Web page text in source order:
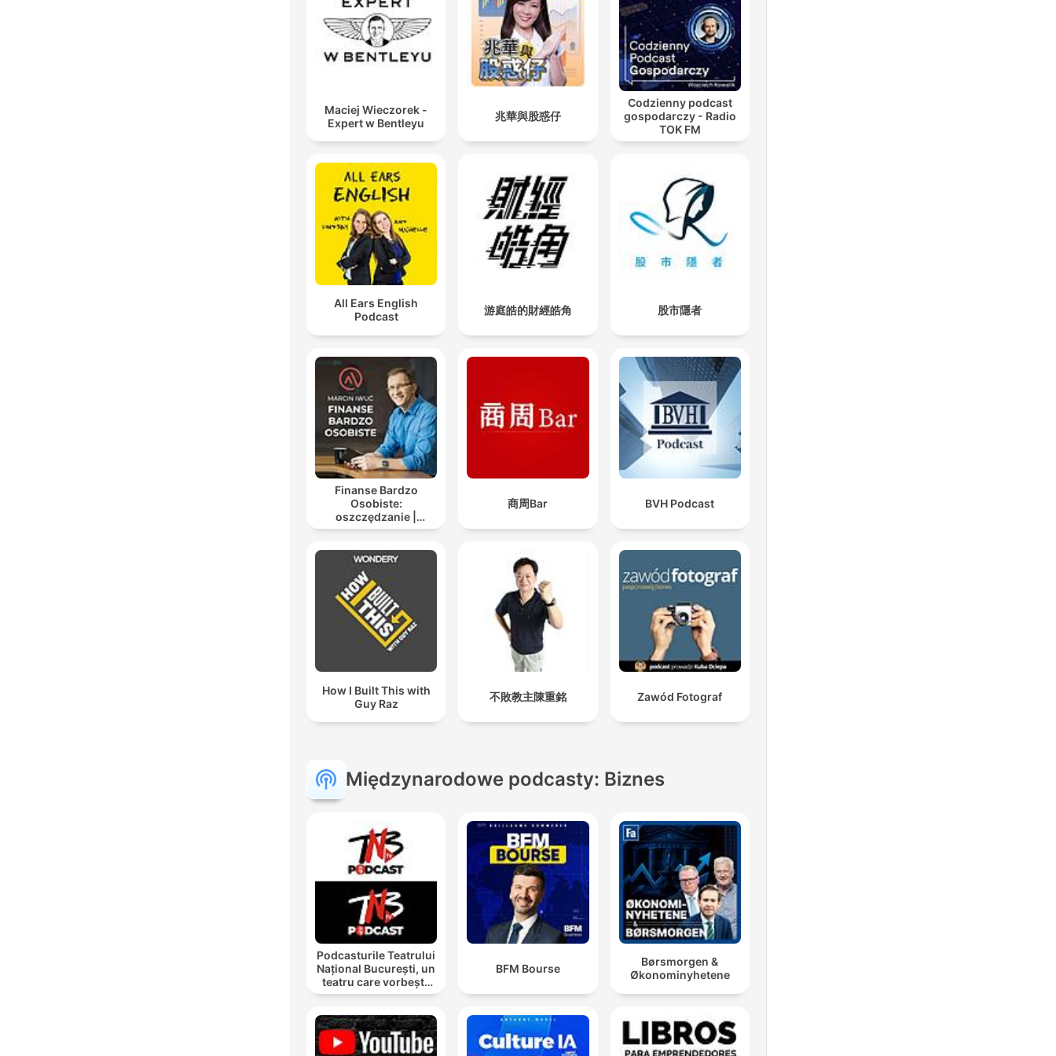
00:01:01 · Der Bericht beschreibt die prekäre und isolierte Lage
des Migranten Brian Miranda nach den Ausschreitungen.
unsere jungen Leute haben keine Jobs, weil die
Ausländer kommen, die nehmen alles, die halten sich
nicht ans Arbeitsgesetz, die arbeiten für weniger als den
Mindestlohn und dann zahlen sie erst noch keine
00:09:35 · Ein Demonstrant erläutert die wirtschaftlichen
Vorurteile und die Wut der lokalen Bevölkerung gegen
Einwanderer.
Jeder Dritte ist arbeitslos. Bei den jungen Erwachsenen
sind es fast zwei Drittel.
00:10:48 · Der Korrespondent liefert statistische Fakten zur
extrem hohen Arbeitslosigkeit in Südafrika.
sie klingen wütend auf Migranten, aber sie klingen
mindestens so wütend auf die Regierung, wenn nicht
noch wütend.
00:12:03 · Die Beobachtung, dass der Zorn der Demonstranten
sich primär gegen das politische Versagen richtet.
Südafrika ist laut manchen Zahlen das ungleichste Land
der Welt.
00:14:00 · Die fundamentale soziale Ungleichheit wird als
Maciej Wieczorek -
Expert w Bentleyu
兆華與股惑仔
Codzienny podcast
gospodarczy - Radio
TOK FM
All Ears English
Podcast
游庭皓的財經皓角 股市隱者
Finanse Bardzo
Osobiste:
oszczędzanie |
inwestowanie |
życie
商周Bar BVH Podcast
How I Built This with
Guy Raz
不敗教主陳重銘 Zawód Fotograf
Międzynarodowe podcasty: Biznes
Podcasturile Teatrului
Național București, un
teatru care vorbește
cu tine
BFM Bourse
Børsmorgen &
Økonominyhetene